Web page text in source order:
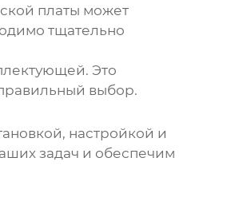
платы может
тщательно
Это
выбор.
настройкой и
задач и обеспечим